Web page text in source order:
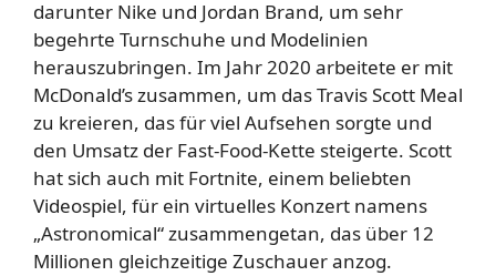
darunter Nike und Jordan Brand, um sehr
begehrte Turnschuhe und Modelinien
herauszubringen. Im Jahr 2020 arbeitete er mit
McDonald’s zusammen, um das Travis Scott Meal
zu kreieren, das für viel Aufsehen sorgte und
den Umsatz der Fast-Food-Kette steigerte. Scott
hat sich auch mit Fortnite, einem beliebten
Videospiel, für ein virtuelles Konzert namens
„Astronomical“ zusammengetan, das über 12
Millionen gleichzeitige Zuschauer anzog.